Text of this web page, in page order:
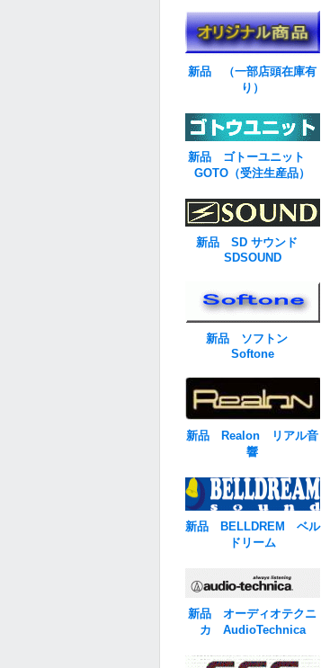
新品 （一部店頭在庫有
り）
新品 ゴトーユニット
GOTO（受注生産品）
新品 SD サウンド
SDSOUND
新品 ソフトン
Softone
新品 Realon リアル音
響
新品 BELLDREM ベル
ドリーム
新品 オーディオテクニ
カ AudioTechnica